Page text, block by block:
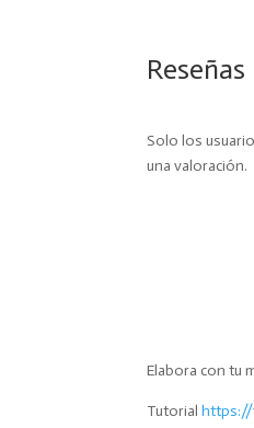
Reseñas
Solo los
una valoración.
Elabora con tu
Tutorialhttps://